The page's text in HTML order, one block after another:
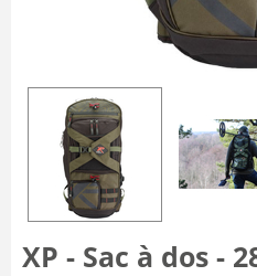
XP - Sac à dos -